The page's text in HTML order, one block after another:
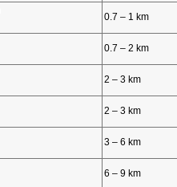
0.7 – 1 km
0.7 – 2 km
2 – 3 km
2 – 3 km
3 – 6 km
6 – 9 km